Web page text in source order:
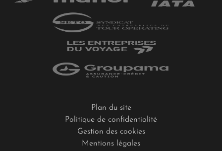
Plan du site
Politique de confidentialité
Gestion des cookies
Mentions légales